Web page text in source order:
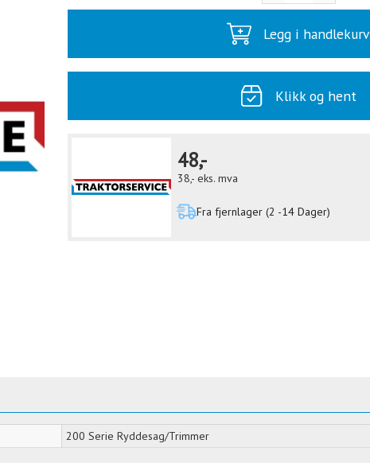
Legg i handlekurv
Klikk og hent
48,-
38,- eks. mva
Fra fjernlager (2 -14 Dager)
200 Serie Ryddesag/Trimmer